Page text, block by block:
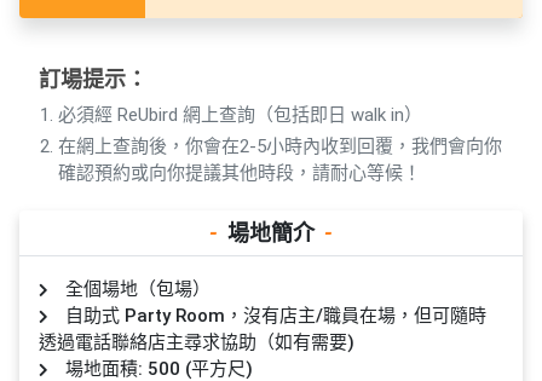
t
R
o
o
會
美
食
特
型
搞
P
y
朋
友
聚
動
攻
略
訂場提示：
必須經 ReUbird 網上查詢（包括即日 walk in）
在網上查詢後，你會在2-5小時內收到回覆，我們會向你
確認預約或向你提議其他時段，請耐心等候！
- 場地簡介 -
全個場地（包場）
自助式 Party Room，沒有店主/職員在場，但可隨時
透過電話聯絡店主尋求協助（如有需要)
場地面積: 500 (平方尺)